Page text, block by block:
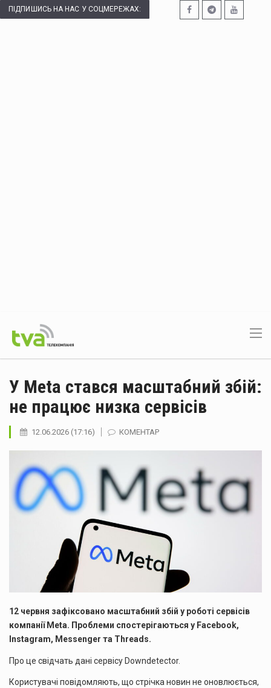
ПІДПИШИСЬ НА НАС У СОЦМЕРЕЖАХ:
У Meta стався масштабний збій:
не працює низка сервісів
12.06.2026 (17:16) КОМЕНТАР
12 червня зафіксовано масштабний збій у роботі сервісів
компанії Meta. Проблеми спостерігаються у Facebook,
Instagram, Messenger та Threads.
Про це свідчать дані сервісу Downdetector.
Користувачі повідомляють, що стрічка новин не оновлюється,